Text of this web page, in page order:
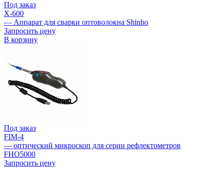
Под заказ
X-600
— Аппарат для сварки оптоволокна Shinho
Запросить цену
В корзину
Под заказ
FIM-4
— оптический микроскоп для серии рефлектометров
FHO5000
Запросить цену